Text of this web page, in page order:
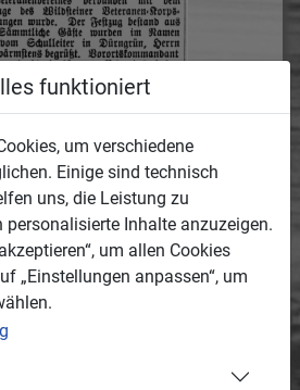
näher beschrieben.
Treffen der Feuerwehren
heute Skalná)
Verbandes, an dem die
teilnahm.
funktioniert
um verschiedene
Einige sind technisch
uns, die Leistung zu
personalisierte Inhalte anzuzeigen.
um allen Cookies
„Einstellungen anpassen“, um